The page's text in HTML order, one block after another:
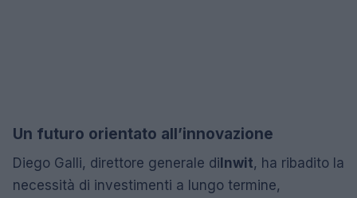
Un futuro orientato all’innovazione
Diego Galli, direttore generale diInwit, ha ribadito la
necessità di investimenti a lungo termine,